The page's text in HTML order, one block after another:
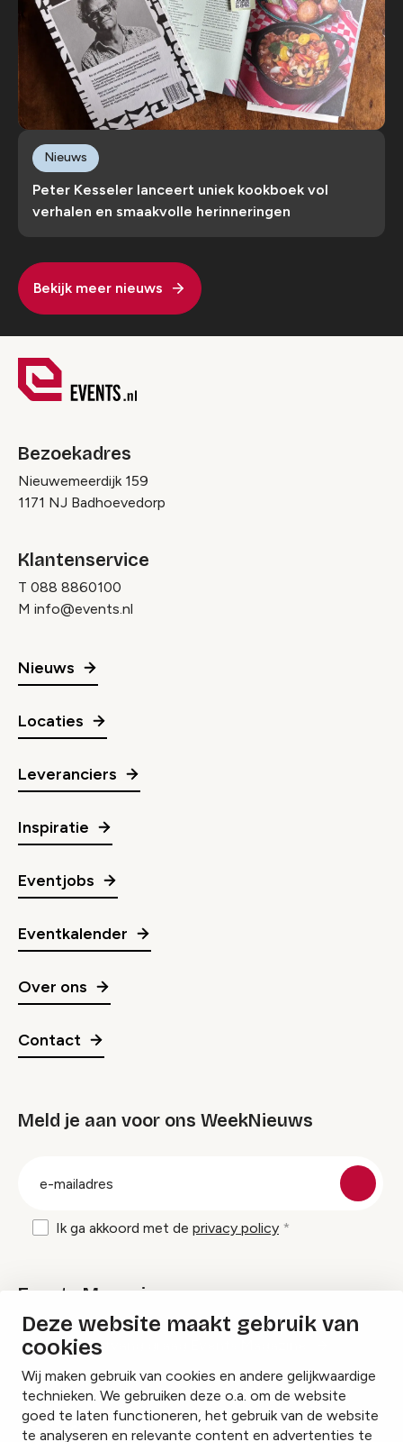
Deze website maakt gebruik van
cookies
Wij maken gebruik van cookies en andere gelijkwaardige
technieken. We gebruiken deze o.a. om de website
goed te laten functioneren, het gebruik van de website
te analyseren en relevante content en advertenties te
Peter Kesseler lanceert uniek kookboek vol
verhalen en smaakvolle herinneringen
Nieuws
Bekijk meer nieuws
Bezoekadres
Nieuwemeerdijk 159
1171 NJ Badhoevedorp
Klantenservice
T 088 8860100
M info@events.nl
Nieuws
Locaties
Leveranciers
Inspiratie
Eventjobs
Eventkalender
Over ons
Contact
Meld je aan voor ons WeekNieuws
Ik ga akkoord met de privacy policy
Events Magazine
Ik ontvang graag Events Magazine